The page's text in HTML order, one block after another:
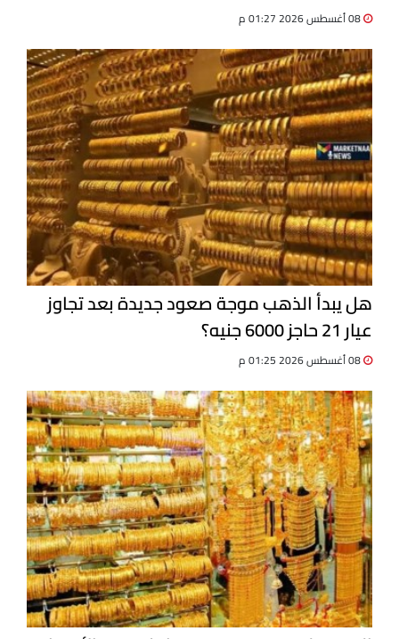
هل يبدأ الذهب موجة صعود جديدة بعد تجاوز
عيار 21 حاجز 6000 جنيه؟